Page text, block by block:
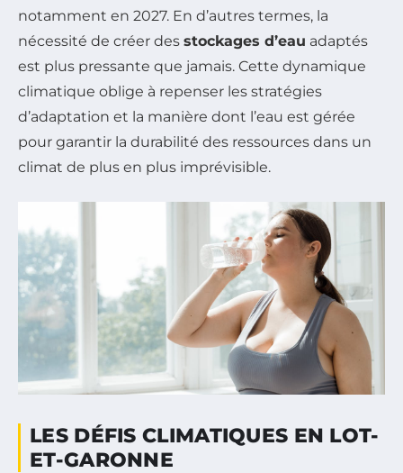
notamment en 2027. En d’autres termes, la
nécessité de créer des stockages d’eau adaptés
est plus pressante que jamais. Cette dynamique
climatique oblige à repenser les stratégies
d’adaptation et la manière dont l’eau est gérée
pour garantir la durabilité des ressources dans un
climat de plus en plus imprévisible.
LES DÉFIS CLIMATIQUES EN LOT-
ET-GARONNE